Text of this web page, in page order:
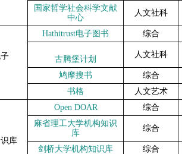
国家哲学社会科学文献
中心
人文社科
Hathitrust电子图书 综合
古腾堡计划
人文社科
鸠摩搜书 综合
书格
人文艺术
库
Open DOAR 综合
麻省理工大学机构知识
库
综合
剑桥大学机构知识库
综合